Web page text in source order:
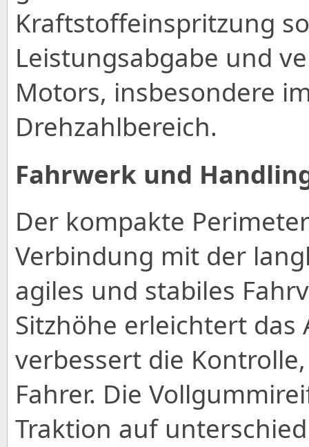
Kraftstoffeinspritzung
Leistungsabgabe und
Motors, insbesondere
Drehzahlbereich.
Fahrwerk und
Der kompakte
Verbindung mit der
agiles und stabiles
Sitzhöhe erleichtert
verbessert die
Fahrer. Die
Traktion auf